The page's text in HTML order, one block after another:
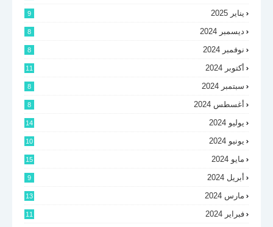
يناير 2025 9
ديسمبر 2024 8
نوفمبر 2024 8
أكتوبر 2024 11
سبتمبر 2024 8
أغسطس 2024 8
يوليو 2024 14
يونيو 2024 10
مايو 2024 15
أبريل 2024 9
مارس 2024 13
فبراير 2024 11